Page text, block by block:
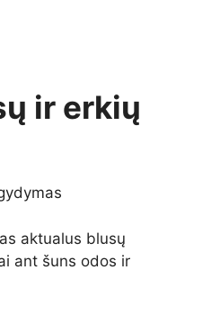
ir erkių
aktualus blusų
ant šuns odos ir